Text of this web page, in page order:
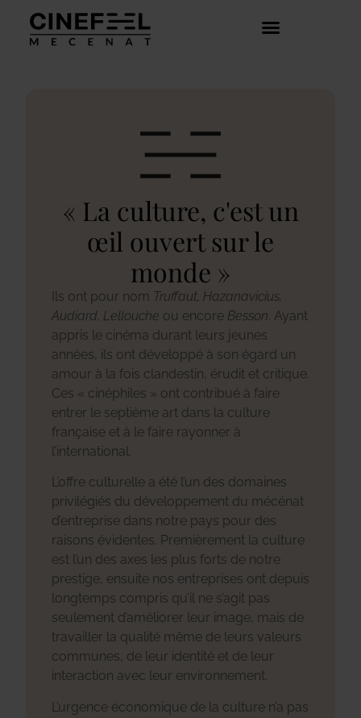
« La culture, c'est un
œil ouvert sur le
monde »
Ils ont pour nom Truffaut, Hazanavicius,
Audiard, Lellouche ou encore Besson. Ayant
appris le cinéma durant leurs jeunes
années, ils ont développé à son égard un
amour à la fois clandestin, érudit et critique.
Ces « cinéphiles » ont contribué à faire
entrer le septième art dans la culture
française et à le faire rayonner à
l’international.
L’offre culturelle a été l’un des domaines
privilégiés du développement du mécénat
d’entreprise dans notre pays pour des
raisons évidentes. Premièrement la culture
est l’un des axes les plus forts de notre
prestige, ensuite nos entreprises ont depuis
longtemps compris qu’il ne s’agit pas
seulement d’améliorer leur image, mais de
travailler la qualité même de leurs valeurs
communes, de leur identité et de leur
interaction avec leur environnement.
L’urgence économique de la culture n’a pas